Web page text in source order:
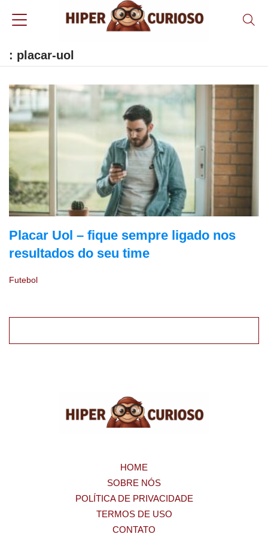
: placar-uol
Placar Uol – fique sempre ligado nos
resultados do seu time
Futebol
HOME
SOBRE NÓS
POLÍTICA DE PRIVACIDADE
TERMOS DE USO
CONTATO